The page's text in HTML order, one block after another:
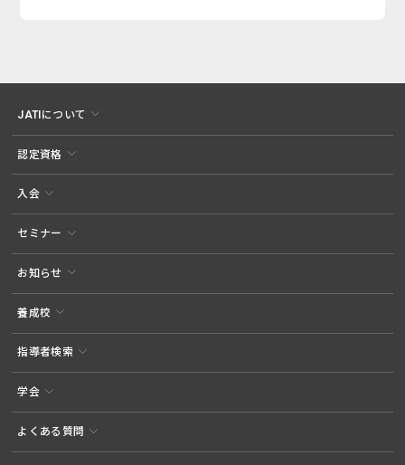
JATIについて
認定資格
入会
セミナー
お知らせ
養成校
指導者検索
学会
よくある質問